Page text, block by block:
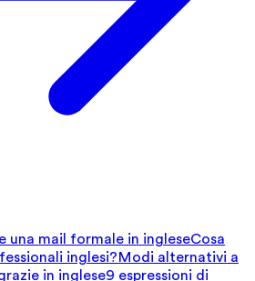
una mail formale in ingleseCosa
inglesi?Modi alternativi a
in inglese9 espressioni di